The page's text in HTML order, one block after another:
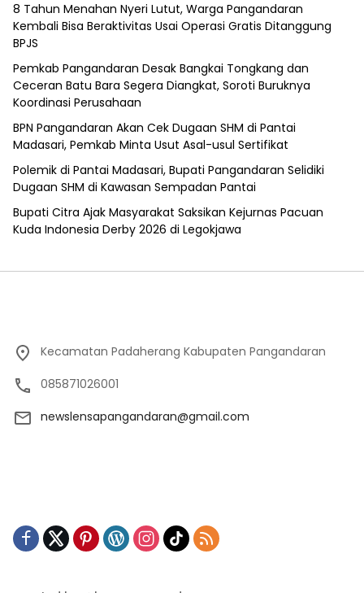
8 Tahun Menahan Nyeri Lutut, Warga Pangandaran
Kembali Bisa Beraktivitas Usai Operasi Gratis Ditanggung
BPJS
Pemkab Pangandaran Desak Bangkai Tongkang dan
Ceceran Batu Bara Segera Diangkat, Soroti Buruknya
Koordinasi Perusahaan
BPN Pangandaran Akan Cek Dugaan SHM di Pantai
Madasari, Pemkab Minta Usut Asal-usul Sertifikat
Polemik di Pantai Madasari, Bupati Pangandaran Selidiki
Dugaan SHM di Kawasan Sempadan Pantai
Bupati Citra Ajak Masyarakat Saksikan Kejurnas Pacuan
Kuda Indonesia Derby 2026 di Legokjawa
Kecamatan Padaherang Kabupaten Pangandaran
085871026001
newslensapangandaran@gmail.com